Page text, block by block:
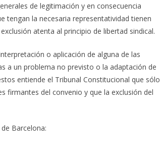
de legitimación y en consecuencia
tengan la necesaria representatividad tienen
atenta al principio de libertad sindical.
o aplicación de alguna de las
a un problema no previsto o la adaptación de
entiende el Tribunal Constitucional que sólo
firmantes del convenio y que la exclusión del
Barcelona: